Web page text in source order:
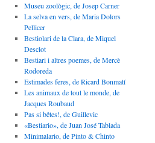
Museu zoològic, de Josep Carner
La selva en vers, de Maria Dolors
Pellicer
Bestiolari de la Clara, de Miquel
Desclot
Bestiari i altres poemes, de Mercè
Rodoreda
Estimades feres, de Ricard Bonmatí
Les animaux de tout le monde, de
Jacques Roubaud
Pas si bêtes!, de Guillevic
«Bestiario», de Juan José Tablada
Minimalario, de Pinto & Chinto